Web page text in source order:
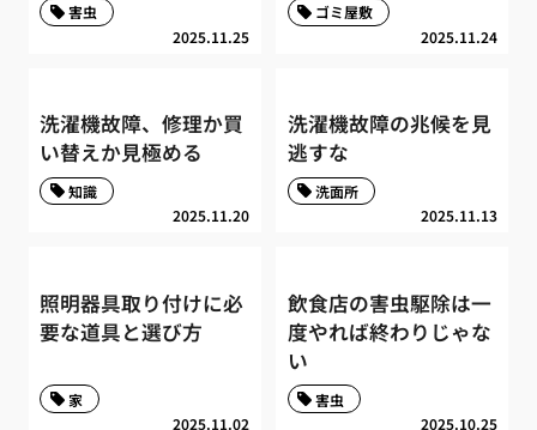
2025.11.25
害虫
2025.11.24
ゴミ屋敷
洗濯機故障、修理か買
い替えか見極める
2025.11.20
知識
洗濯機故障の兆候を見
逃すな
2025.11.13
洗面所
照明器具取り付けに必
要な道具と選び方
2025.11.02
家
飲食店の害虫駆除は一
度やれば終わりじゃな
い
2025.10.25
害虫